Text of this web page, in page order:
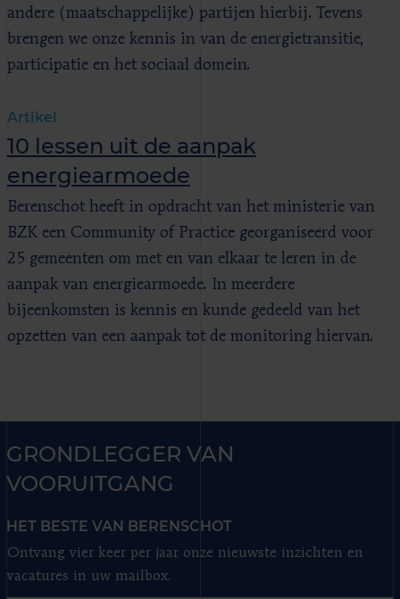
andere (maatschappelijke) partijen hierbij. Tevens
brengen we onze kennis in van de energietransitie,
participatie en het sociaal domein.
Artikel
10 lessen uit de aanpak
energiearmoede
Berenschot heeft in opdracht van het ministerie van
BZK een Community of Practice georganiseerd voor
25 gemeenten om met en van elkaar te leren in de
aanpak van energiearmoede. In meerdere
bijeenkomsten is kennis en kunde gedeeld van het
opzetten van een aanpak tot de monitoring hiervan.
GRONDLEGGER VAN
VOORUITGANG
HET BESTE VAN BERENSCHOT
Ontvang vier keer per jaar onze nieuwste inzichten en
vacatures in uw mailbox.